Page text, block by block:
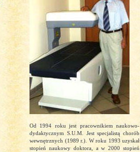
Od 1994 roku jest pracownikiem naukowo-
dydaktycznym S.U.M. Jest specjalistą chorób
wewnętrznych (1989 r.). W roku 1993 uzyskał
stopień naukowy doktora, a w 2000 stopień